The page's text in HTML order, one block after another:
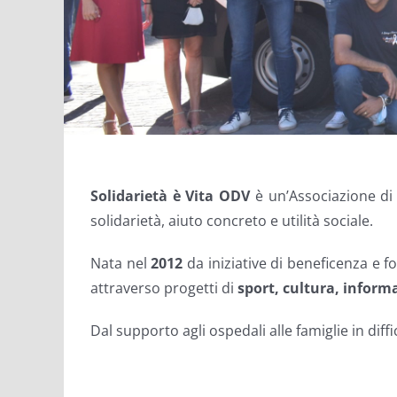
Solidarietà è Vita ODVè un’Associazione
solidarietà, aiuto concreto e utilità sociale.
Nata nel2012 da iniziative di beneficenza e
attraverso progetti di sport, cultura,
Dal supporto agli ospedali alle famiglie in